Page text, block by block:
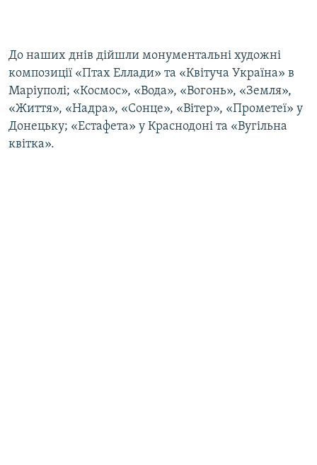
До наших днів дійшли монументальні художні
композиції «Птах Еллади» та «Квітуча Україна» в
Маріуполі; «Космос», «Вода», «Вогонь», «Земля»,
«Життя», «Надра», «Сонце», «Вітер», «Прометеї» у
Донецьку; «Естафета» у Краснодоні та «Вугільна
квітка».